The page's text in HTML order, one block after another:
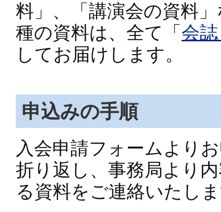
料」、「講演会の資料
種の資料は、全て「 会
してお届けします。
申込みの手順
入会申請フォームより
折り返し、事務局より
る資料をご連絡いたし